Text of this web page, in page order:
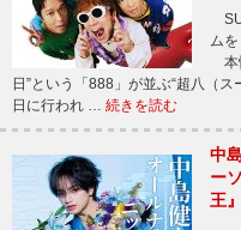
ムを
本
日”という「888」が並ぶ“超八（
日に行われ … 続きを読む
中
ー
王